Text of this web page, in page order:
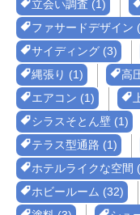
立会い調査 (1)
ファサードデザイン
サイディング (3)
縄張り (1)
高
エアコン (1)
シラスそとん壁 (1)
テラス型通路 (1)
ホテルライクな空間
ホビールーム (32)